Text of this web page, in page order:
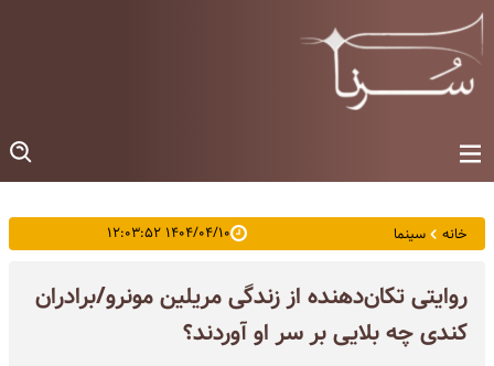
خانه سینما ۱۴۰۴/۰۴/۱۰ ۱۲:۰۳:۵۲
روایتی تکان‌دهنده از زندگی مریلین مونرو/برادران
کندی چه بلایی بر سر او آوردند؟